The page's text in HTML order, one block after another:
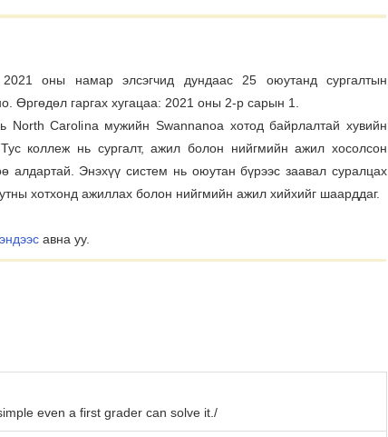
оны намар элсэгчид дундаас 25 оюутанд сургалтын
Өргөдөл гаргах хугацаа: 2021 оны 2-р сарын 1.
North Carolina мужийн Swannanoa хотод байрлалтай хувийн
коллеж нь сургалт, ажил болон нийгмийн ажил хосолсон
алдартай. Энэхүү систем нь оюутан бүрээс заавал суралцах
хотхонд ажиллах болон нийгмийн ажил хийхийг шаарддаг.
эндээс авна уу.
even a first grader can solve it./